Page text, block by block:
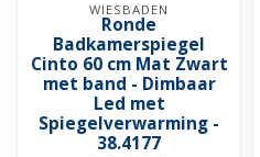
WIESBADEN
Ronde
Badkamerspiegel
Cinto 60 cm Mat Zwart
met band - Dimbaar
Led met
Spiegelverwarming -
38.4177